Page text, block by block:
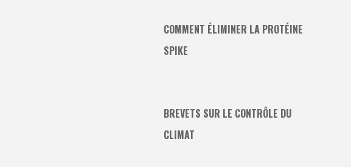
COMMENT ÉLIMINER LA PROTÉINE
SPIKE
BREVETS SUR LE CONTRÔLE DU
CLIMAT